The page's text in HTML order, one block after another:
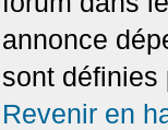
annonce
sont définies
Revenir en